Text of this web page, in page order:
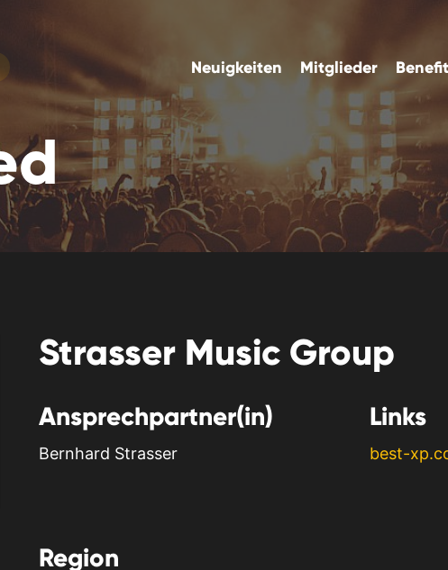
Neuigkeiten Mitglieder
Strasser Music Group
Ansprechpartner(in)
Bernhard Strasser
Links
best-
Region